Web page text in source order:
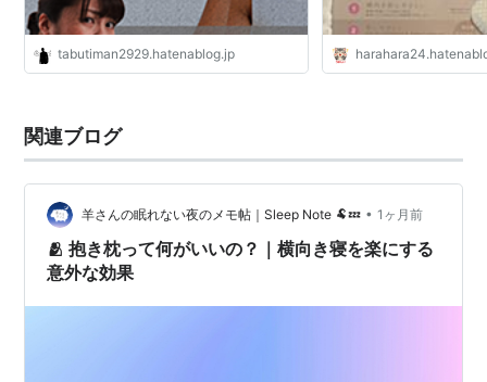
tabutiman2929.hatenablog.jp
関連ブログ
羊さんの眠れない夜のメモ帖｜Sleep Note 🐏💤 • 1ヶ月前
🫂 抱き枕って何がいいの？｜横向き寝を楽にする
意外な効果